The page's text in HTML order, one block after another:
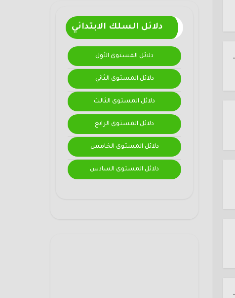
دلائل السلك الابتدائي
دلائل المستوى الأول
دلائل المستوى الثاني
دلائل المستوى الثالث
دلائل المستوى الرابع
دلائل المستوى الخامس
دلائل المستوى السادس